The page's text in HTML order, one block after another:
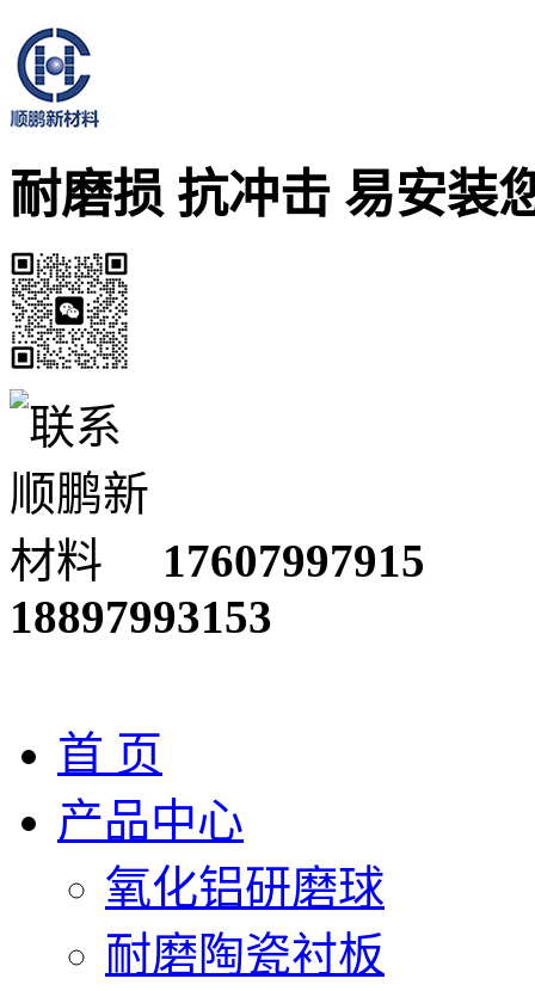
耐磨损 抗冲击 易安装
17607997915
18897993153
首 页
产品中心
氧化铝研磨球
耐磨陶瓷衬板